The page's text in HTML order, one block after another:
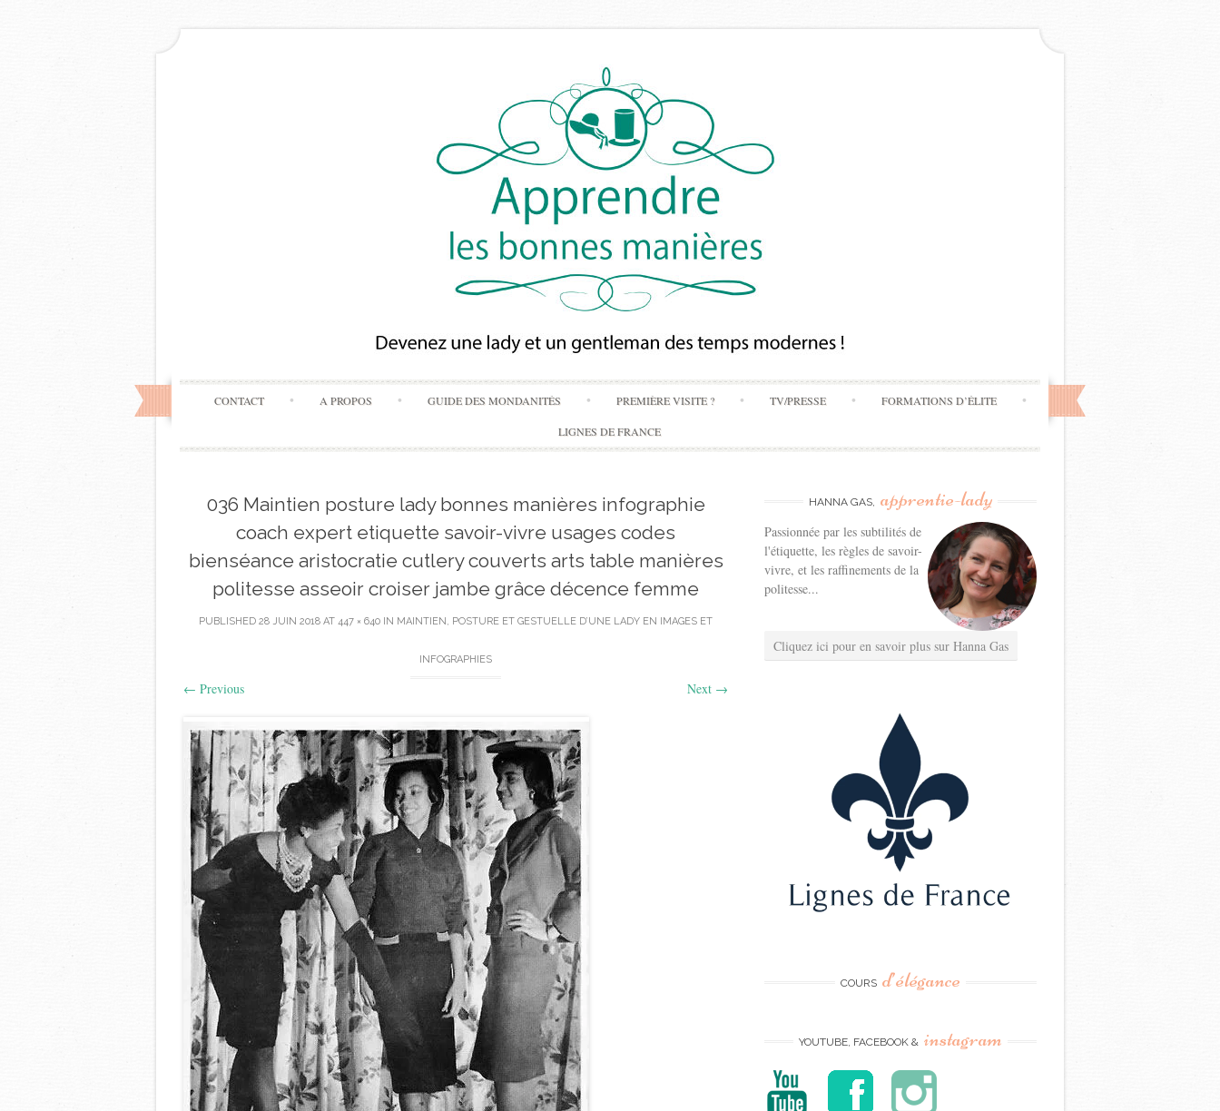
Skip
to
content
CONTACT A PROPOS GUIDE DES MONDANITÉS PREMIÈRE VISITE ? TV/PRESSE FORMATIONS D’ÉLITE
LIGNES DE FRANCE
036 Maintien posture lady bonnes manières infographie
coach expert etiquette savoir-vivre usages codes
bienséance aristocratie cutlery couverts arts table manières
politesse asseoir croiser jambe grâce décence femme
PUBLISHED 28 JUIN 2018 AT 447 × 640 IN MAINTIEN, POSTURE ET GESTUELLE D’UNE LADY EN IMAGES ET
INFOGRAPHIES
← Previous Next →
HANNA GAS, apprentie-lady
Passionnée par les subtilités de
l'étiquette, les règles de savoir-
vivre, et les raffinements de la
politesse...
Cliquez ici pour en savoir plus sur Hanna Gas
COURS d’élégance
YOUTUBE, FACEBOOK & instagram